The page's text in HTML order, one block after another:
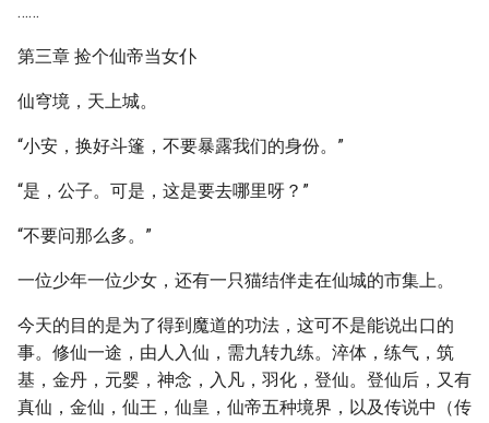
……
第三章 捡个仙帝当女仆
仙穹境，天上城。
“小安，换好斗篷，不要暴露我们的身份。”
“是，公子。可是，这是要去哪里呀？”
“不要问那么多。”
一位少年一位少女，还有一只猫结伴走在仙城的市集上。
今天的目的是为了得到魔道的功法，这可不是能说出口的
事。修仙一途，由人入仙，需九转九练。淬体，练气，筑
基，金丹，元婴，神念，入凡，羽化，登仙。登仙后，又有
真仙，金仙，仙王，仙皇，仙帝五种境界，以及传说中（传